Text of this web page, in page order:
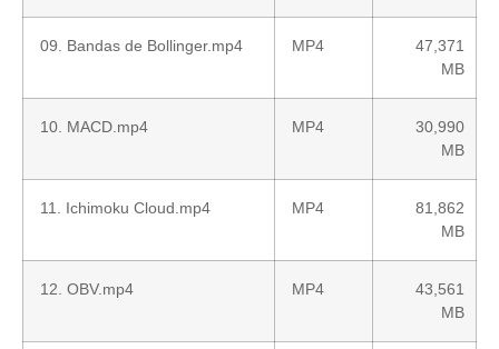
09. Bandas de Bollinger.mp4 MP4
47,371
MB
10. MACD.mp4 MP4
30,990
MB
11. Ichimoku Cloud.mp4 MP4
81,862
MB
12. OBV.mp4 MP4
43,561
MB